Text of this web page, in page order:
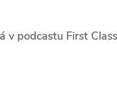
v podcastu First